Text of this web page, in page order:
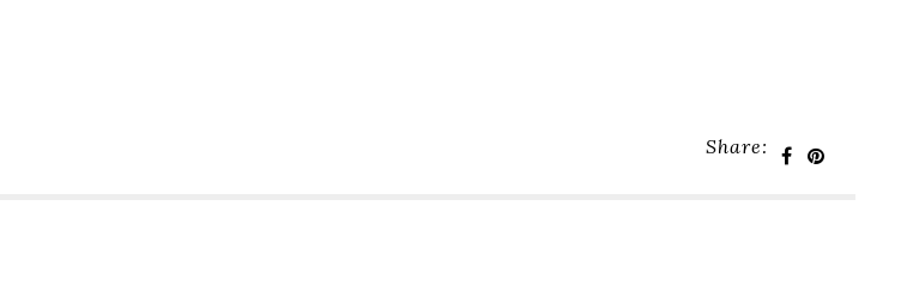
Share: